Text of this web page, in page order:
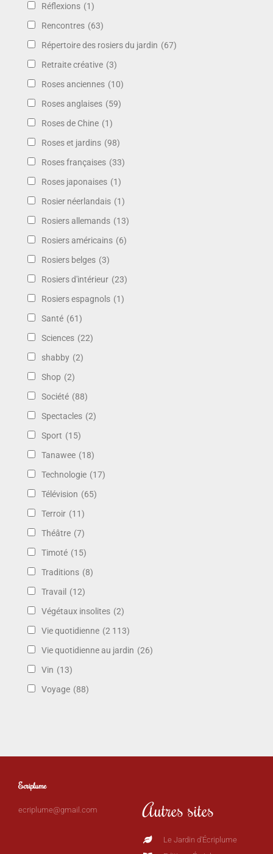
Réflexions (1)
Rencontres (63)
Répertoire des rosiers du jardin (67)
Retraite créative (3)
Roses anciennes (10)
Roses anglaises (59)
Roses de Chine (1)
Roses et jardins (98)
Roses françaises (33)
Roses japonaises (1)
Rosier néerlandais (1)
Rosiers allemands (13)
Rosiers américains (6)
Rosiers belges (3)
Rosiers d'intérieur (23)
Rosiers espagnols (1)
Santé (61)
Sciences (22)
shabby (2)
Shop (2)
Société (88)
Spectacles (2)
Sport (15)
Tanawee (18)
Technologie (17)
Télévision (65)
Terroir (11)
Théâtre (7)
Timoté (15)
Traditions (8)
Travail (12)
Végétaux insolites (2)
Vie quotidienne (2 113)
Vie quotidienne au jardin (26)
Vin (13)
Voyage (88)
Ecriplume
ecriplume@gmail.com Autres sites
Le Jardin d'Écriplume